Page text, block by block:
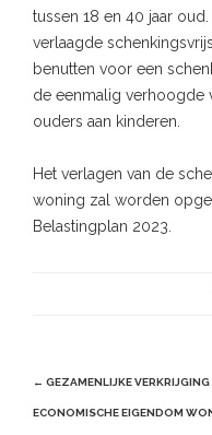
tussen 18 en 40 jaar
verlaagde
benutten voor een
de eenmalig verhoogde
ouders aan kinderen.
Het verlagen van de
woning zal worden
Belastingplan 2023.
Post
navigation
← GEZAMENLIJKE VERKRIJGING
ECONOMISCHE EIGENDOM